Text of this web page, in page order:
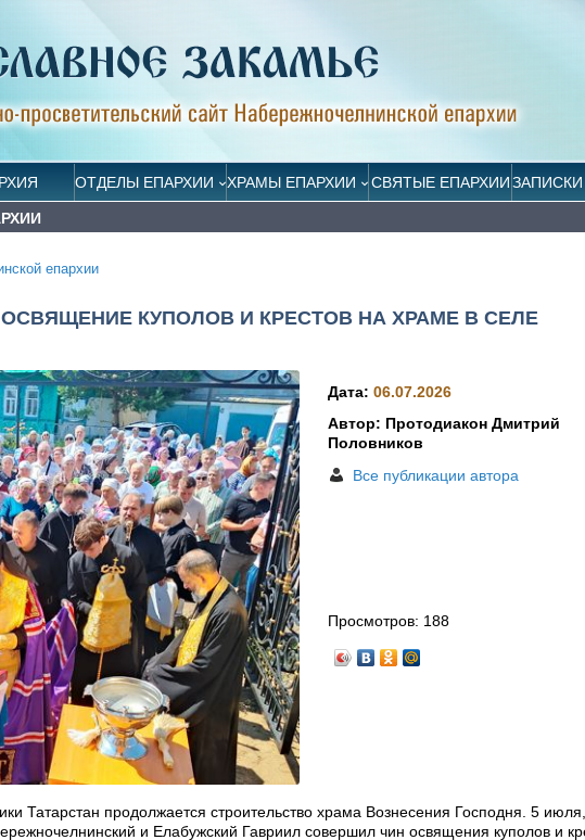
ОТДЕЛЫ ЕПАРХИИ ХРАМЫ ЕПАРХИИ СВЯТЫЕ ЕПАРХИИ
епархии
КУПОЛОВ И КРЕСТОВ НА ХРАМЕ В СЕЛЕ
Дата:06.07.2026
Автор: Протодиакон Дмитрий
Половников
Все публикации автора
Просмотров: 188
Татарстан продолжается строительство храма Вознесения Господня. 5
и Елабужский Гавриил совершил чин освящения куполов и